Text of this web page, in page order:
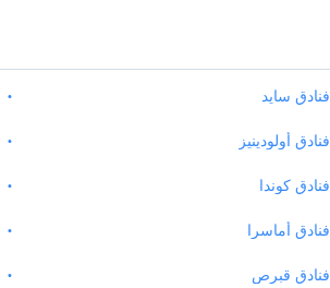
فنادق سايد
فنادق أولودينيز
فنادق كوندا
فنادق أماسرا
فنادق قبرص